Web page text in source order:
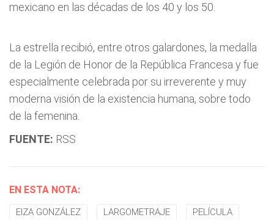
mexicano en las décadas de los 40 y los 50.
La estrella recibió, entre otros galardones, la medalla
de la Legión de Honor de la República Francesa y fue
especialmente celebrada por su irreverente y muy
moderna visión de la existencia humana, sobre todo
de la femenina.
FUENTE: RSS
EN ESTA NOTA:
EIZA GONZÁLEZ LARGOMETRAJE PELÍCULA